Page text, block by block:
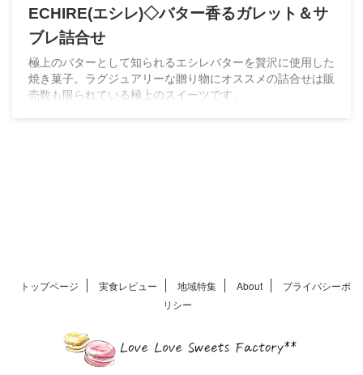
ECHIRE(エシレ)◇バター香るガレット＆サ
ブレ詰合せ
極上のバターとして知られるエシレバターを贅沢に使用した
焼き菓子。ラグジュアリーな贈り物にオススメの詰合せは販
売数も限られている極上のスイーツです。
トップページ 実食レビュー 地域特集 About
プライバシーポ
リシー